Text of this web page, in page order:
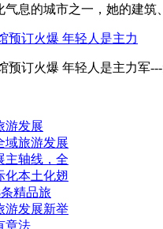
气息的城市之一，她的建
预订火爆 年轻人是主力
预订火爆 年轻人是主力军
游发展
域旅游发展
主轴线，全
化本土化翅
精品旅
游发展新举
章法